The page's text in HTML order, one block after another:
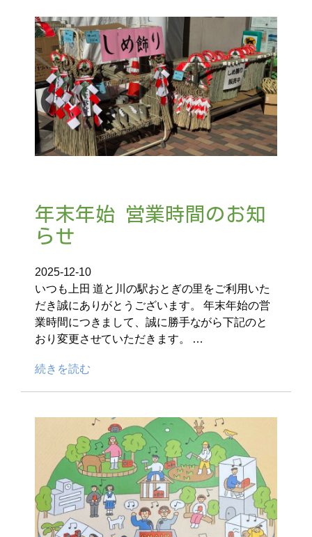
年末年始 営業時間のお知
らせ
2025-12-10
いつも上田 道と川の駅おとぎの里をご利用いた
だき誠にありがとうございます。 年末年始の営
業時間につきまして、誠に勝手ながら下記のと
おり変更させていただきます。 …
続きを読む